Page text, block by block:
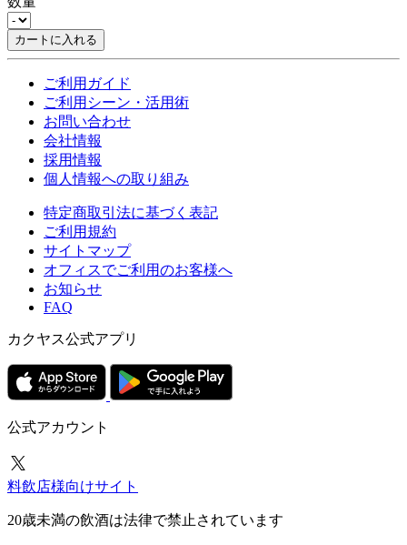
カートに入れる
ご利用ガイド
ご利用シーン・活用術
お問い合わせ
会社情報
採用情報
個人情報への取り組み
特定商取引法に基づく表記
ご利用規約
サイトマップ
オフィスでご利用のお客様へ
お知らせ
FAQ
カクヤス公式アプリ
公式アカウント
料飲店様向けサイト
20歳未満の飲酒は法律で禁止されています